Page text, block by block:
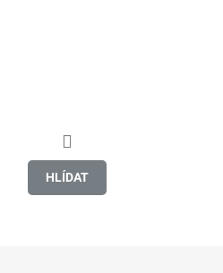
HLÍDAT